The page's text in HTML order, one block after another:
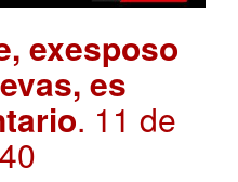
exesposo
es
. 11 de